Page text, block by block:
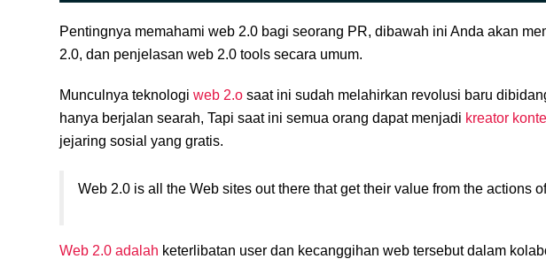
Pentingnya memahami web 2.0 bagi seorang PR, dibawah ini Anda akan
2.0, dan penjelasan web 2.0 tools secara umum.
Munculnya teknologi web 2.o saat ini sudah melahirkan revolusi baru
hanya berjalan searah, Tapi saat ini semua orang dapat menjadi kreator
jejaring sosial yang gratis.
Web 2.0 is all the Web sites out there that get their value from the actions
Web 2.0 adalah keterlibatan user dan kecanggihan web tersebut dalam